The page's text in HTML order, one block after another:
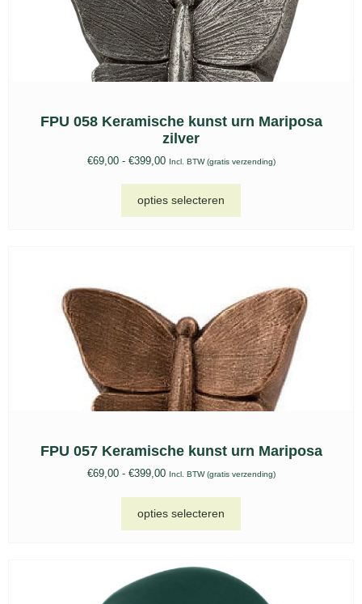
FPU 058 Keramische kunst urn Mariposa
zilver
€69,00 - €399,00 Incl. BTW (gratis verzending)
opties selecteren
FPU 057 Keramische kunst urn Mariposa
€69,00 - €399,00 Incl. BTW (gratis verzending)
opties selecteren